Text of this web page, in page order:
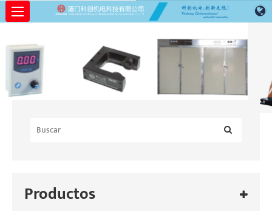
Productos